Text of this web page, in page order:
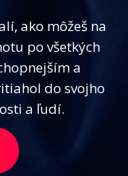
ako môžeš na
po všetkých
a
do svojho
a ľudí.